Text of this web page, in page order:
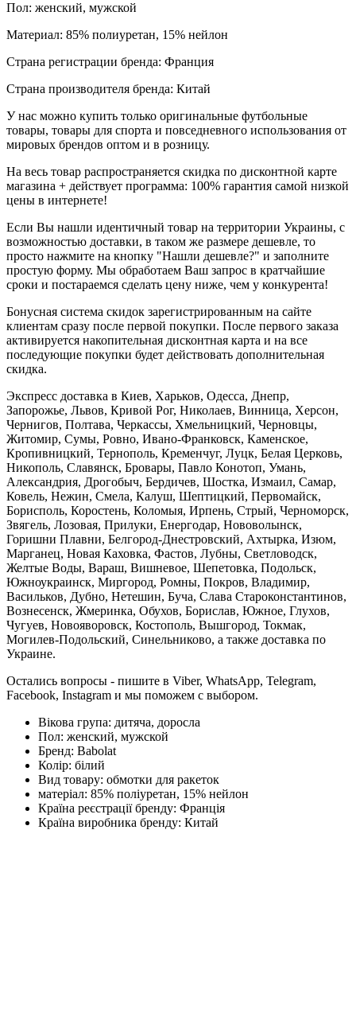
Пол: женский, мужской
Материал: 85% полиуретан, 15% нейлон
Страна регистрации бренда: Франция
Страна производителя бренда: Китай
У нас можно купить только оригинальные футбольные
товары, товары для спорта и повседневного использования от
мировых брендов оптом и в розницу.
На весь товар распространяется скидка по дисконтной карте
магазина + действует программа: 100% гарантия самой низкой
цены в интернете!
Если Вы нашли идентичный товар на территории Украины, с
возможностью доставки, в таком же размере дешевле, то
просто нажмите на кнопку "Нашли дешевле?" и заполните
простую форму. Мы обработаем Ваш запрос в кратчайшие
сроки и постараемся сделать цену ниже, чем у конкурента!
Бонусная система скидок зарегистрированным на сайте
клиентам сразу после первой покупки. После первого заказа
активируется накопительная дисконтная карта и на все
последующие покупки будет действовать дополнительная
скидка.
Экспресс доставка в Киев, Харьков, Одесса, Днепр,
Запорожье, Львов, Кривой Рог, Николаев, Винница, Херсон,
Чернигов, Полтава, Черкассы, Хмельницкий, Черновцы,
Житомир, Сумы, Ровно, Ивано-Франковск, Каменское,
Кропивницкий, Тернополь, Кременчуг, Луцк, Белая Церковь,
Никополь, Славянск, Бровары, Павло Конотоп, Умань,
Александрия, Дрогобыч, Бердичев, Шостка, Измаил, Самар,
Ковель, Нежин, Смела, Калуш, Шептицкий, Первомайск,
Борисполь, Коростень, Коломыя, Ирпень, Стрый, Черноморск,
Звягель, Лозовая, Прилуки, Енергодар, Нововолынск,
Горишни Плавни, Белгород-Днестровский, Ахтырка, Изюм,
Марганец, Новая Каховка, Фастов, Лубны, Светловодск,
Желтые Воды, Вараш, Вишневое, Шепетовка, Подольск,
Южноукраинск, Миргород, Ромны, Покров, Владимир,
Васильков, Дубно, Нетешин, Буча, Слава Староконстантинов,
Вознесенск, Жмеринка, Обухов, Борислав, Южное, Глухов,
Чугуев, Новояворовск, Костополь, Вышгород, Токмак,
Могилев-Подольский, Синельниково, а также доставка по
Украине.
Остались вопросы - пишите в Viber, WhatsApp, Telegram,
Facebook, Instagram и мы поможем с выбором.
Вікова група: дитяча, доросла
Пол: женский, мужской
Бренд: Babolat
Колір: білий
Вид товару: обмотки для ракеток
матеріал: 85% поліуретан, 15% нейлон
Країна реєстрації бренду: Франція
Країна виробника бренду: Китай